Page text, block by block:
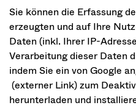
Sie können die Erfassung
erzeugten und auf Ihre
Daten (inkl. Ihrer IP-
Verarbeitung dieser Daten
indem Sie ein von Google
(externer Link) zum
herunterladen und